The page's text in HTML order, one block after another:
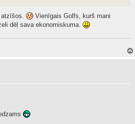
Vienīgais Golfs, kurš mani
dēļ sava ekonomiskuma.